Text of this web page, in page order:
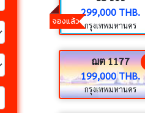
จองแล้ว
299,000 THB.
กรุงเทพมหานคร
ฌต 1177
199,000 THB.
กรุงเทพมหานคร